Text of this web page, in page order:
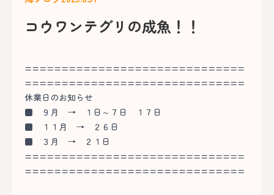
コウワンテグリの成魚！！
==============================
==============================
休業日のお知らせ
■ ９月 → １日～７日 １７日
■ １１月 → ２６日
■ ３月 → ２１日
==============================
==============================